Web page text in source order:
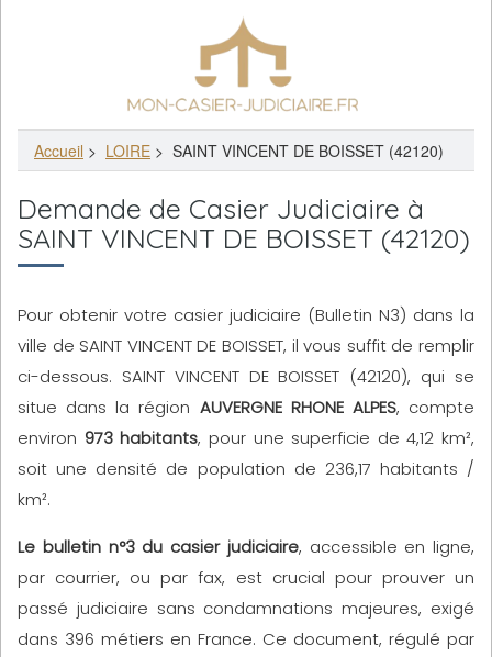
Accueil > LOIRE > SAINT VINCENT DE BOISSET (42120)
Demande de Casier Judiciaire à
SAINT VINCENT DE BOISSET (42120)
Pour obtenir votre casier judiciaire (Bulletin N3) dans la
ville de SAINT VINCENT DE BOISSET, il vous suffit de remplir
ci-dessous. SAINT VINCENT DE BOISSET (42120), qui se
situe dans la région AUVERGNE RHONE ALPES, compte
environ 973 habitants, pour une superficie de 4,12 km²,
soit une densité de population de 236,17 habitants /
km².
Le bulletin n°3 du casier judiciaire, accessible en ligne,
par courrier, ou par fax, est crucial pour prouver un
passé judiciaire sans condamnations majeures, exigé
dans 396 métiers en France. Ce document, régulé par